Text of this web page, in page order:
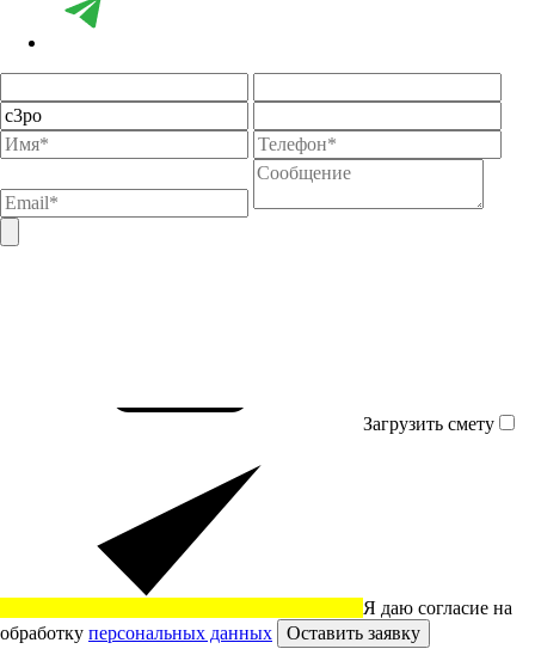
Загрузить смету
Я даю согласие на
обработку персональных данных Оставить заявку